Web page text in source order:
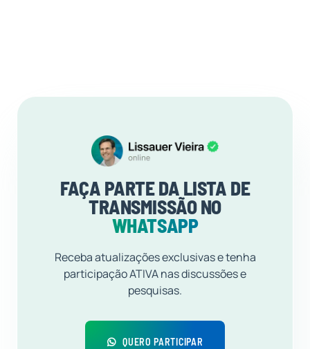
FAÇA PARTE DA LISTA DE
TRANSMISSÃO NO
WHATSAPP
Receba atualizações exclusivas e tenha
participação ATIVA nas discussões e
pesquisas.
QUERO PARTICIPAR